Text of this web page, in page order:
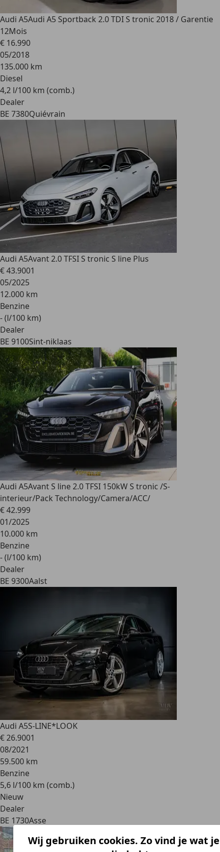
Audi A5Audi A5 Sportback 2.0 TDI S tronic 2018 / Garentie
12Mois
€ 16.990
05/2018
135.000 km
Diesel
4,2 l/100 km (comb.)
Dealer
BE 7380Quiévrain
Audi A5Avant 2.0 TFSI S tronic S line Plus
€ 43.9001
05/2025
12.000 km
Benzine
- (l/100 km)
Dealer
BE 9100Sint-niklaas
Audi A5Avant S line 2.0 TFSI 150kW S tronic /S-
interieur/Pack Technology/Camera/ACC/
€ 42.999
01/2025
10.000 km
Benzine
- (l/100 km)
Dealer
BE 9300Aalst
Audi A5S-LINE*LOOK
€ 26.9001
08/2021
59.500 km
Benzine
5,6 l/100 km (comb.)
Nieuw
Dealer
BE 1730Asse
Wij gebruiken cookies. Zo vind je wat je